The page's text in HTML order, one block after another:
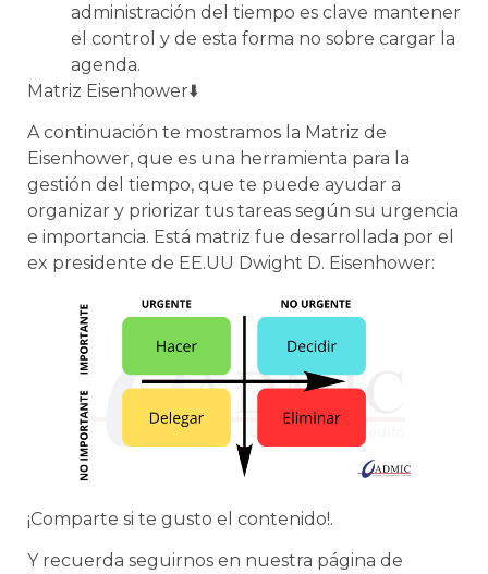
administración del tiempo es clave mantener
el control y de esta forma no sobre cargar la
agenda.
Matriz Eisenhower⬇️
A continuación te mostramos la Matriz de
Eisenhower, que es una herramienta para la
gestión del tiempo, que te puede ayudar a
organizar y priorizar tus tareas según su urgencia
e importancia. Está matriz fue desarrollada por el
ex presidente de EE.UU Dwight D. Eisenhower:
¡Comparte si te gusto el contenido!.
Y recuerda seguirnos en nuestra página de